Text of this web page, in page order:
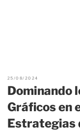
25/08/2024
Dominando
Gráficos en
Estrategias